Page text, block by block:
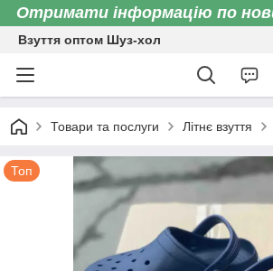
Отримати інформацію по
Взуття оптом Шуз-хол
Товари та послуги Літнє взуття
Топ